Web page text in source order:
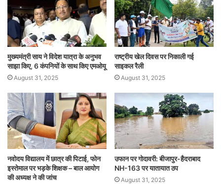
मुख्यमंत्री साय ने विदेश यात्रा के अनुभव
साझा किए, 6 कंपनियों के साथ किए एमओयू
August 31, 2025
राष्ट्रीय खेल दिवस पर निकाली गई
साइकल रैली
August 31, 2025
नवोदय विद्यालय में छात्र की पिटाई, फोन
इस्तेमाल पर भड़के शिक्षक – बाल आयोग
की अध्यक्ष ने की जांच
उफान पर गोदावरी: बीजापुर-हैदराबाद
NH-163 पर यातायात ठप
August 31, 2025